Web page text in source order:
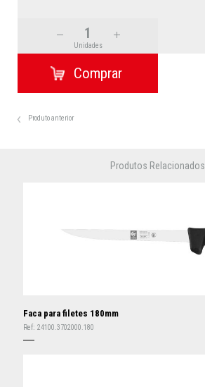
Unidades
Produto anterior
Produtos Relacionados
Faca para filetes 180mm
Ref: 24100.3702000.180